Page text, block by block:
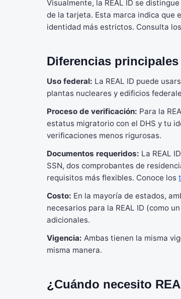
Visualmente, la REAL ID se
de la tarjeta. Esta marca indica que
identidad más estrictos. Consulta los
Diferencias principales
Uso federal: La REAL ID puede
plantas nucleares y edificios
Proceso de verificación: Para la
estatus migratorio con el DHS y tu
verificaciones menos rigurosas.
Documentos requeridos: La REAL
SSN, dos comprobantes de
requisitos más flexibles. Conoce los
Costo: En la mayoría de estados,
necesarios para la REAL ID (como
adicionales.
Vigencia: Ambas tienen la misma
misma manera.
¿Cuándo necesito